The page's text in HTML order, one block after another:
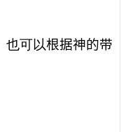
也可以根据神的带